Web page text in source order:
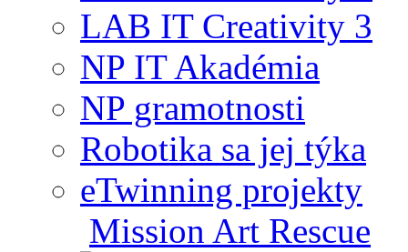
LAB IT Creativity 3
NP IT Akadémia
NP gramotnosti
Robotika sa jej týka
eTwinning projekty
Mission Art Rescue